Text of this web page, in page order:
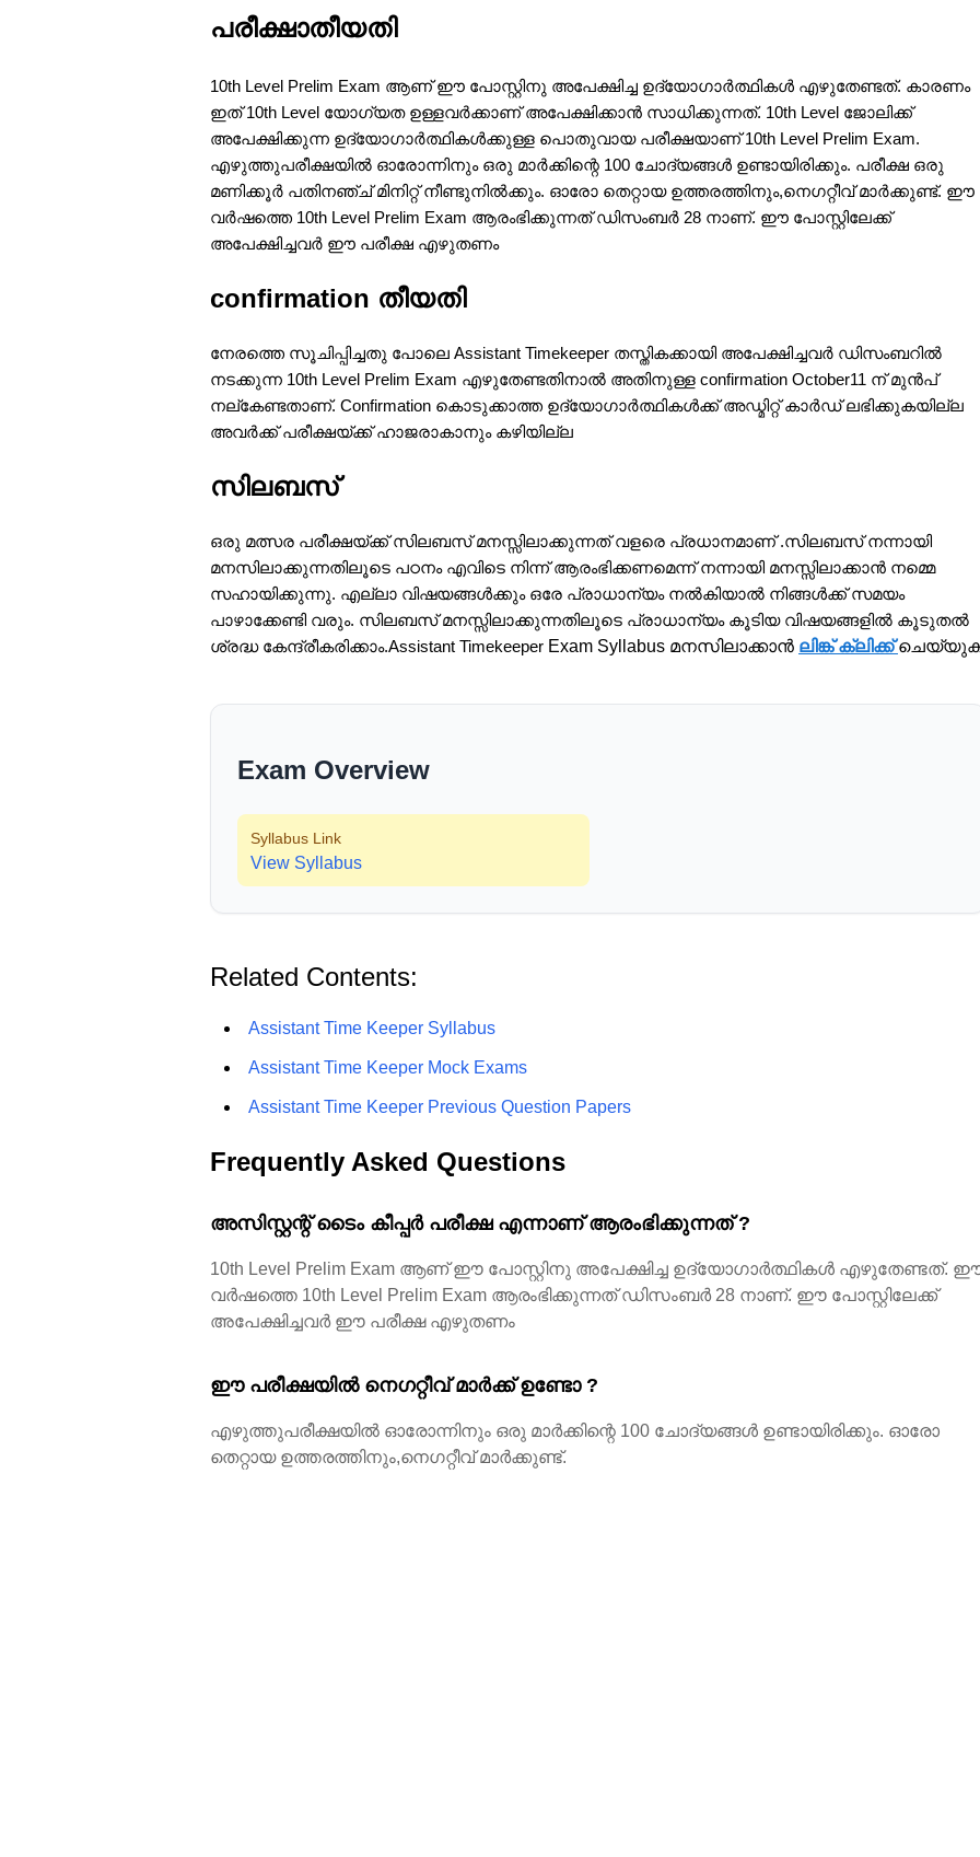
പരീക്ഷാതീയതി
10th Level Prelim Exam ആണ് ഈ പോസ്റ്റിനു അപേക്ഷിച്ച ഉദ്യോഗാർത്ഥികൾ എഴുതേണ്ടത്. കാരണം
ഇത് 10th Level യോഗ്യത ഉള്ളവർക്കാണ് അപേക്ഷിക്കാൻ സാധിക്കുന്നത്. 10th Level ജോലിക്ക്
അപേക്ഷിക്കുന്ന ഉദ്യോഗാർത്ഥികൾക്കുള്ള പൊതുവായ പരീക്ഷയാണ് 10th Level Prelim Exam.
എഴുത്തുപരീക്ഷയിൽ ഓരോന്നിനും ഒരു മാർക്കിന്റെ 100 ചോദ്യങ്ങൾ ഉണ്ടായിരിക്കും. പരീക്ഷ ഒരു
മണിക്കൂർ പതിനഞ്ച് മിനിറ്റ് നീണ്ടുനിൽക്കും. ഓരോ തെറ്റായ ഉത്തരത്തിനും,നെഗറ്റീവ് മാർക്കുണ്ട്. ഈ
വർഷത്തെ 10th Level Prelim Exam ആരംഭിക്കുന്നത് ഡിസംബർ 28 നാണ്. ഈ പോസ്റ്റിലേക്ക്
അപേക്ഷിച്ചവർ ഈ പരീക്ഷ എഴുതണം
confirmation തീയതി
നേരത്തെ സൂചിപ്പിച്ചതു പോലെ Assistant Timekeeper തസ്തികക്കായി അപേക്ഷിച്ചവർ ഡിസംബറിൽ
നടക്കുന്ന 10th Level Prelim Exam എഴുതേണ്ടതിനാൽ അതിനുള്ള confirmation October11 ന് മുൻപ്
നല്കേണ്ടതാണ്. Confirmation കൊടുക്കാത്ത ഉദ്യോഗാർത്ഥികൾക്ക്‌ അഡ്മിറ്റ് കാർഡ് ലഭിക്കുകയില്ല
അവർക്ക് പരീക്ഷയ്ക്ക് ഹാജരാകാനും കഴിയില്ല
സിലബസ്
ഒരു മത്സര പരീക്ഷയ്ക്ക് സിലബസ് മനസ്സിലാക്കുന്നത് വളരെ പ്രധാനമാണ് .സിലബസ് നന്നായി
മനസിലാക്കുന്നതിലൂടെ പഠനം എവിടെ നിന്ന് ആരംഭിക്കണമെന്ന് നന്നായി മനസ്സിലാക്കാൻ നമ്മെ
സഹായിക്കുന്നു. എല്ലാ വിഷയങ്ങൾക്കും ഒരേ പ്രാധാന്യം നൽകിയാൽ നിങ്ങൾക്ക് സമയം
പാഴാക്കേണ്ടി വരും. സിലബസ് മനസ്സിലാക്കുന്നതിലൂടെ പ്രാധാന്യം കൂടിയ വിഷയങ്ങളിൽ കൂടുതൽ
ശ്രദ്ധ കേന്ദ്രീകരിക്കാം.Assistant Timekeeper Exam Syllabus മനസിലാക്കാൻ ലിങ്ക് ക്ലിക്ക്
Exam Overview
Syllabus Link
View Syllabus
Related Contents:
Assistant Time Keeper Syllabus
Assistant Time Keeper Mock Exams
Assistant Time Keeper Previous Question Papers
Frequently Asked Questions
അസിസ്റ്റന്റ് ടൈം കീപ്പർ പരീക്ഷ എന്നാണ് ആരംഭിക്കുന്നത് ?
10th Level Prelim Exam ആണ് ഈ പോസ്റ്റിനു അപേക്ഷിച്ച ഉദ്യോഗാർത്ഥികൾ എഴുതേണ്ടത്.
വർഷത്തെ 10th Level Prelim Exam ആരംഭിക്കുന്നത് ഡിസംബർ 28 നാണ്. ഈ പോസ്റ്റിലേക്ക്
അപേക്ഷിച്ചവർ ഈ പരീക്ഷ എഴുതണം
ഈ പരീക്ഷയിൽ നെഗറ്റീവ് മാർക്ക് ഉണ്ടോ ?
എഴുത്തുപരീക്ഷയിൽ ഓരോന്നിനും ഒരു മാർക്കിന്റെ 100 ചോദ്യങ്ങൾ ഉണ്ടായിരിക്കും. ഓരോ
തെറ്റായ ഉത്തരത്തിനും,നെഗറ്റീവ് മാർക്കുണ്ട്.